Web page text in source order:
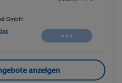
GmbH
Buchen
anzeigen